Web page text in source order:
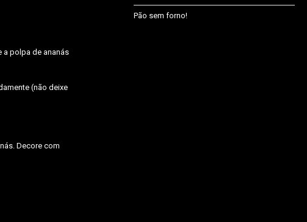
a polpa de ananás
(não deixe
Decore com
Pão sem forno!